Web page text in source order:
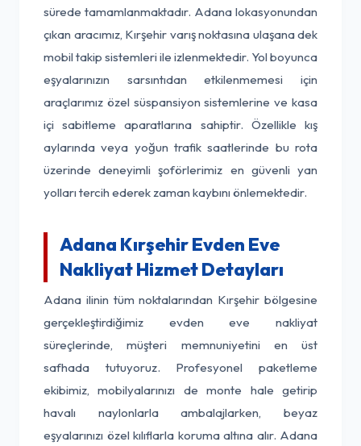
sürede tamamlanmaktadır. Adana lokasyonundan
çıkan aracımız, Kırşehir varış noktasına ulaşana dek
mobil takip sistemleri ile izlenmektedir. Yol boyunca
eşyalarınızın sarsıntıdan etkilenmemesi için
araçlarımız özel süspansiyon sistemlerine ve kasa
içi sabitleme aparatlarına sahiptir. Özellikle kış
aylarında veya yoğun trafik saatlerinde bu rota
üzerinde deneyimli şoförlerimiz en güvenli yan
yolları tercih ederek zaman kaybını önlemektedir.
Adana Kırşehir Evden Eve
Nakliyat Hizmet Detayları
Adana ilinin tüm noktalarından Kırşehir bölgesine
gerçekleştirdiğimiz evden eve nakliyat
süreçlerinde, müşteri memnuniyetini en üst
safhada tutuyoruz. Profesyonel paketleme
ekibimiz, mobilyalarınızı de monte hale getirip
havalı naylonlarla ambalajlarken, beyaz
eşyalarınızı özel kılıflarla koruma altına alır. Adana